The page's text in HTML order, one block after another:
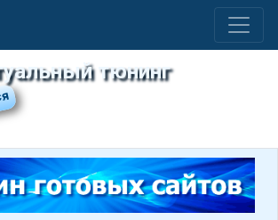
тюнинг